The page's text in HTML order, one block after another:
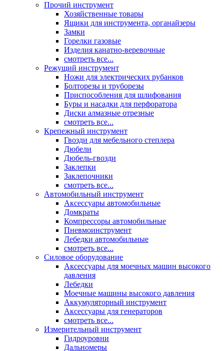
Прочий инструмент
Хозяйственные товары
Ящики для инструмента, органайзеры
Замки
Горелки газовые
Изделия канатно-веревочные
смотреть все...
Режущий инструмент
Ножи для электрических рубанков
Болторезы и труборезы
Приспособления для шлифования
Буры и насадки для перфоратора
Диски алмазные отрезные
смотреть все...
Крепежный инструмент
Гвозди для мебельного степлера
Дюбели
Дюбель-гвозди
Заклепки
Заклепочники
смотреть все...
Автомобильный инструмент
Аксессуары автомобильные
Домкраты
Компрессоры автомобильные
Пневмоинструмент
Лебедки автомобильные
смотреть все...
Силовое оборудование
Аксессуары для моечных машин высокого
давления
Лебедки
Моечные машины высокого давления
Аккумуляторный инструмент
Аксессуары для генераторов
смотреть все...
Измерительный инструмент
Гидроуровни
Дальномеры